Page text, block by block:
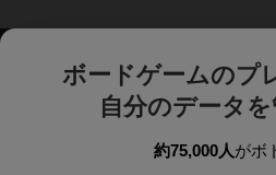
ボードゲームのプ
自分のデータ
約75,000人がボ